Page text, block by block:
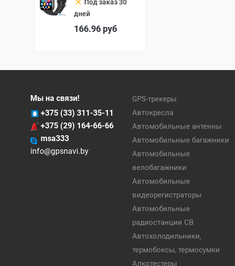
clear Под заказ 30
дней
166.96 руб
Мы на связи!
+375 (33) 311-35-11
+375 (29) 164-66-66
msa333
info@gpsnavi.by
GPS-трекеры
Автокресла
Автомобильные антенны
Автомобильные багажники
Автомобильные
велобагажники
Автомобильные
видеорегистраторы
Автомобильные
радиостанции CB
Автохолодильники,
термобоксы, термосумки
Алкотестеры